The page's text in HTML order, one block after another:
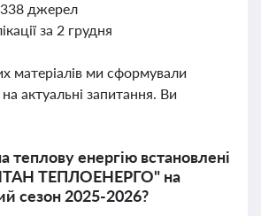
джерел
за 2 грудня
матеріалів ми сформували
на актуальні запитання. Ви
теплову енергію встановлені
ТЕПЛОЕНЕРГО" на
сезон 2025-2026?